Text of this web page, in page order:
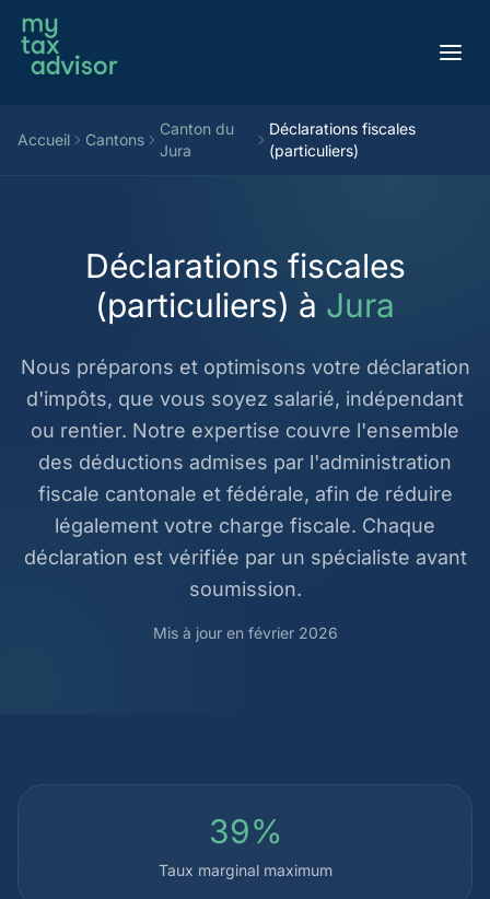
Aller au contenu
Accueil Cantons
Canton du
Jura
Déclarations fiscales
(particuliers)
Déclarations fiscales
(particuliers) à Jura
Nous préparons et optimisons votre déclaration
d'impôts, que vous soyez salarié, indépendant
ou rentier. Notre expertise couvre l'ensemble
des déductions admises par l'administration
fiscale cantonale et fédérale, afin de réduire
légalement votre charge fiscale. Chaque
déclaration est vérifiée par un spécialiste avant
soumission.
Mis à jour en février 2026
39%
Taux marginal maximum